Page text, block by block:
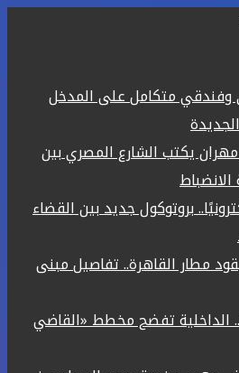
وفندقي متكامل على المدخل
يكتب الشارع المصري بين
بروتوكول جديد بين القضاء
مطار القاهرة.. تفاصيل مبنى
الداخلية تفضح مخطط «القاضي